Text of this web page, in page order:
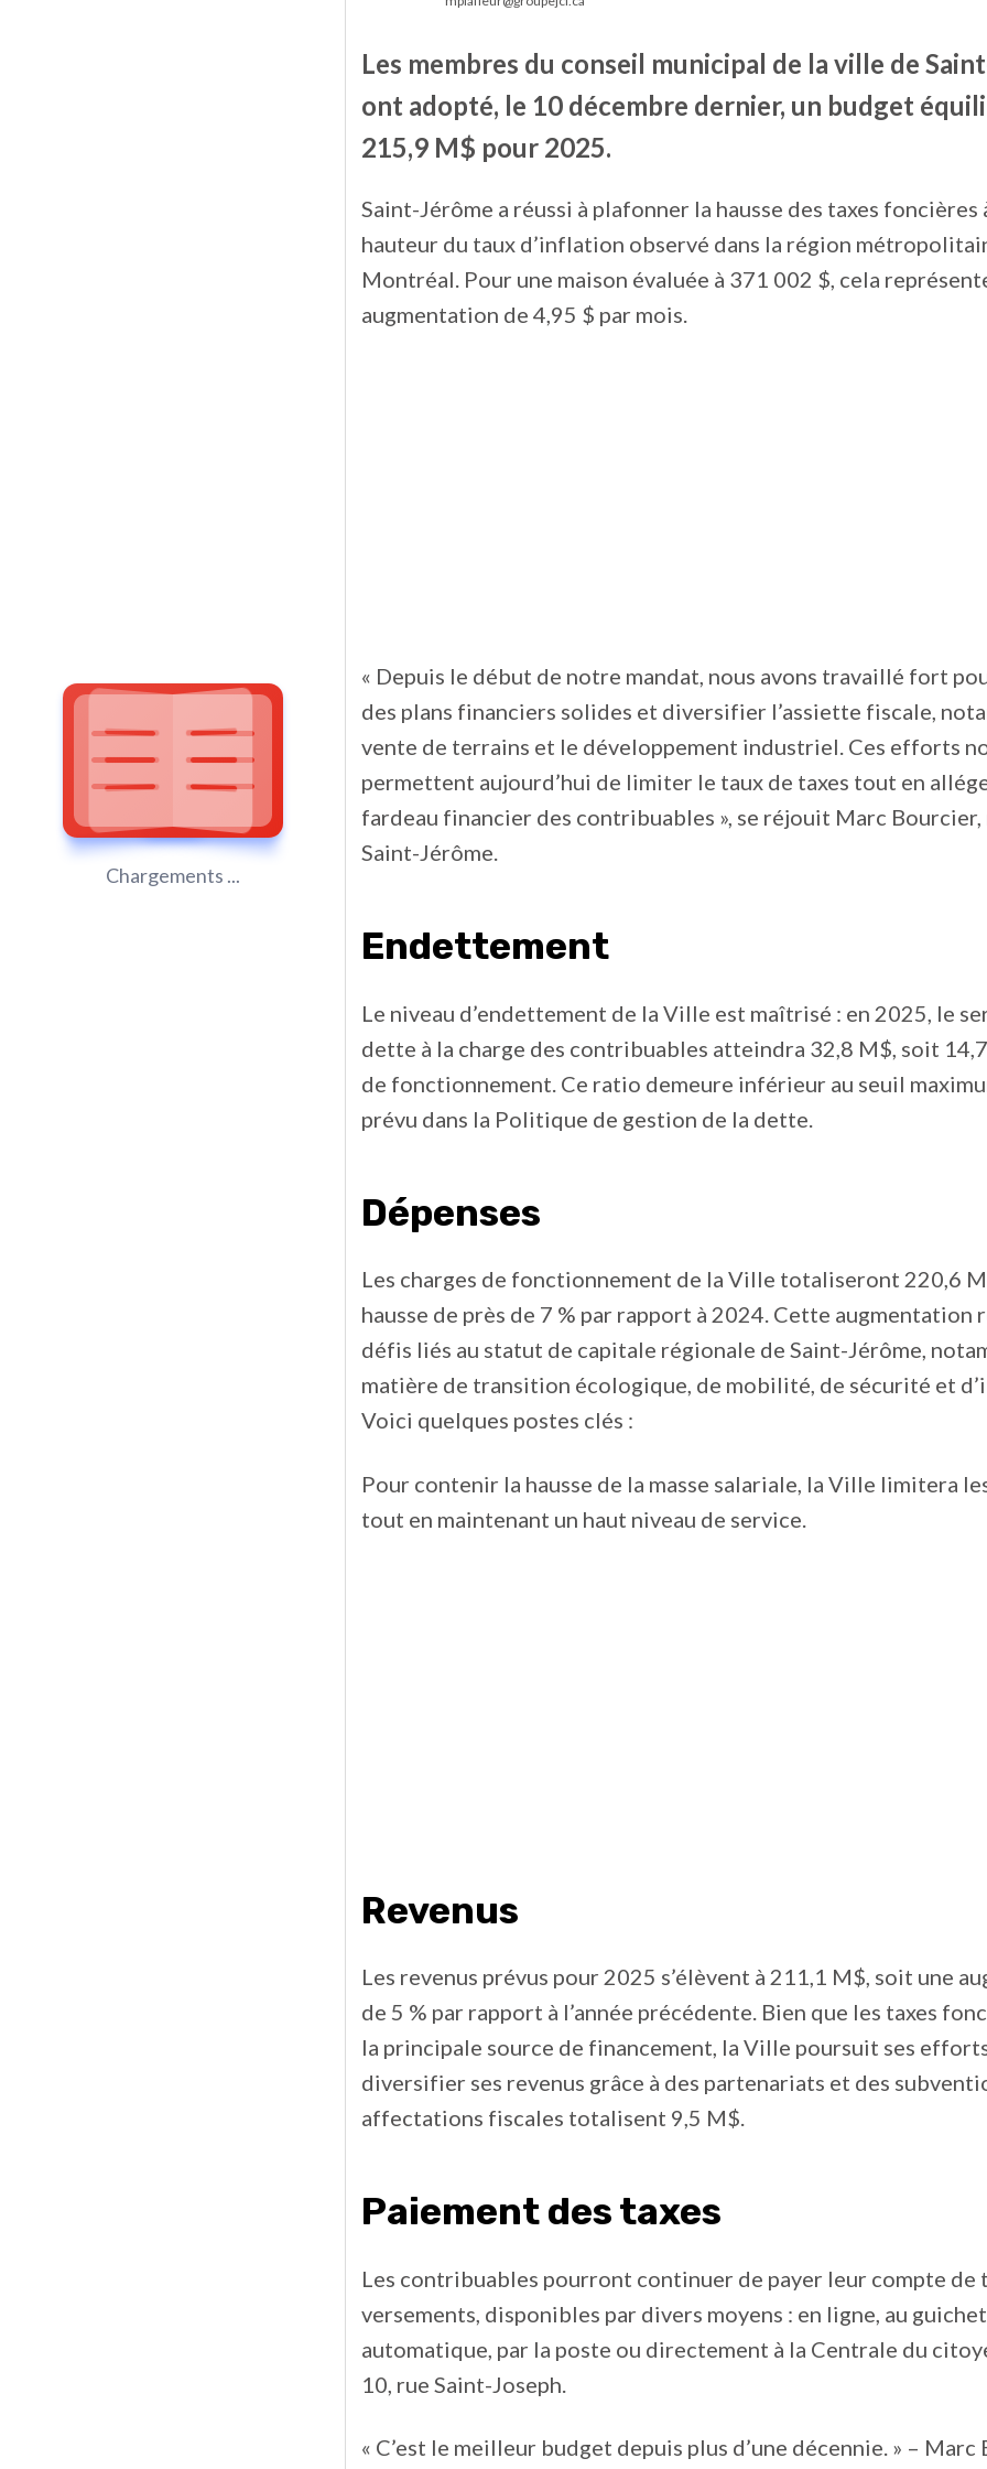
Chargements ...
Les membres du conseil municipal de la ville de
ont adopté, le 10 décembre dernier, un budget
215,9 M$ pour 2025.
Saint-Jérôme a réussi à plafonner la hausse des taxes foncières
hauteur du taux d’inflation observé dans la région
Montréal. Pour une maison évaluée à 371 002 $, cela
augmentation de 4,95 $ par mois.
« Depuis le début de notre mandat, nous avons travaillé fort
des plans financiers solides et diversifier l’assiette fiscale,
vente de terrains et le développement industriel. Ces efforts
permettent aujourd’hui de limiter le taux de taxes tout en
fardeau financier des contribuables », se réjouit Marc Bourcier,
Saint-Jérôme.
Endettement
Le niveau d’endettement de la Ville est maîtrisé : en 2025, le
dette à la charge des contribuables atteindra 32,8 M$, soit
de fonctionnement. Ce ratio demeure inférieur au seuil
prévu dans la Politique de gestion de la dette.
Dépenses
Les charges de fonctionnement de la Ville totaliseront 220,6
hausse de près de 7 % par rapport à 2024. Cette augmentation
défis liés au statut de capitale régionale de Saint-Jérôme,
matière de transition écologique, de mobilité, de sécurité et
Voici quelques postes clés :
Pour contenir la hausse de la masse salariale, la Ville limitera
tout en maintenant un haut niveau de service.
Revenus
Les revenus prévus pour 2025 s’élèvent à 211,1 M$, soit une
de 5 % par rapport à l’année précédente. Bien que les taxes
la principale source de financement, la Ville poursuit ses
diversifier ses revenus grâce à des partenariats et des
affectations fiscales totalisent 9,5 M$.
Paiement des taxes
Les contribuables pourront continuer de payer leur compte de
versements, disponibles par divers moyens : en ligne, au guichet
automatique, par la poste ou directement à la Centrale du
10, rue Saint-Joseph.
« C’est le meilleur budget depuis plus d’une décennie. » – Marc